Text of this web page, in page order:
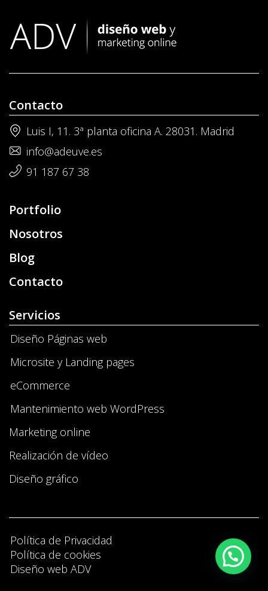
Contacto
Luis I, 11. 3ª planta oficina A. 28031. Madrid
info@adeuve.es
91 187 67 38
Portfolio
Nosotros
Blog
Contacto
Servicios
Diseño Páginas web
Microsite y Landing pages
eCommerce
Mantenimiento web WordPress
Marketing online
Realización de vídeo
Diseño gráfico
Política de Privacidad
Política de cookies
Diseño web ADV